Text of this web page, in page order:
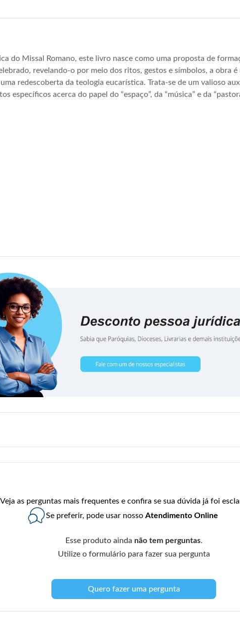
do Missal Romano, este livro nasce como uma proposta de
revelando-o por meio dos ritos, gestos e símbolos, a obra
redescoberta da teologia eucarística. Trata-se de um valioso
específicos acerca do papel do “espaço”, da “música” e da
as perguntas mais frequentes e confira se sua dúvida já foi
Se preferir, pode usar nosso Atendimento Online
Esse produto ainda não tem perguntas.
Utilize o formulário para fazer sua pergunta
Quero fazer uma pergunta